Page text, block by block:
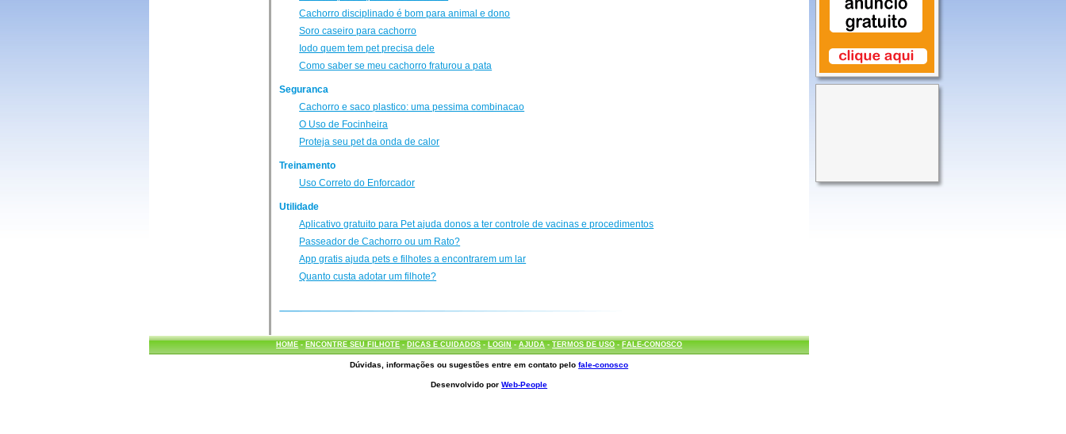
Cachorro disciplinado é bom para animal e dono
Soro caseiro para cachorro
Iodo quem tem pet precisa dele
Como saber se meu cachorro fraturou a pata
Seguranca
Cachorro e saco plastico: uma pessima combinacao
O Uso de Focinheira
Proteja seu pet da onda de calor
Treinamento
Uso Correto do Enforcador
Utilidade
Aplicativo gratuito para Pet ajuda donos a ter controle de vacinas e procedimentos
Passeador de Cachorro ou um Rato?
App gratis ajuda pets e filhotes a encontrarem um lar
Quanto custa adotar um filhote?
HOME- ENCONTRE SEU FILHOTE- DICAS E CUIDADOS- LOGIN-AJUDA-TERMOS DE USO- FALE-CONOSCO
Dúvidas, informações ou sugestões entre em contato pelofale-conosco
Desenvolvido porWeb-People